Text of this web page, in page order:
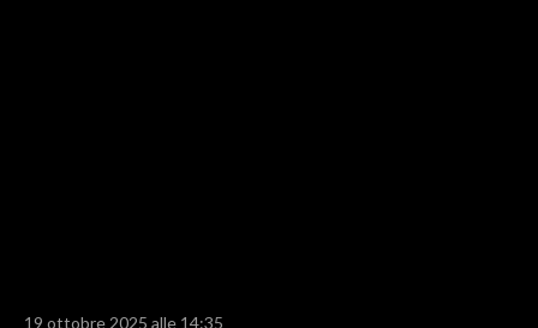
CALCIO
19 ottobre 2025 alle 14:35